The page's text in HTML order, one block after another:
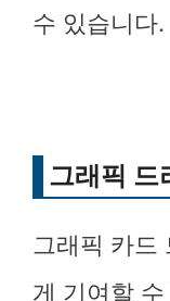
수 있습니다.
그래픽 드
그래픽 카드
게 기여할